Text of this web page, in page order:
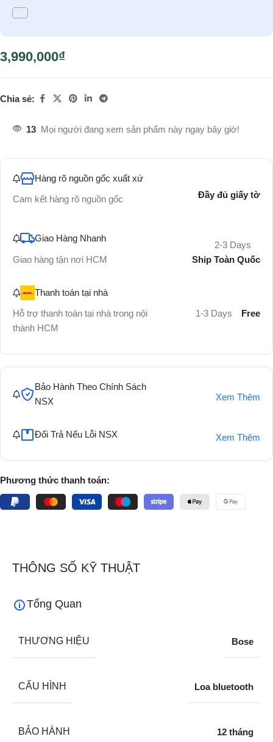
3,990,000₫
Chia sẻ:
13 Mọi người đang xem sản phẩm này ngay bây giờ!
Hàng rõ nguồn gốc xuất xứ
Cam kết hàng rõ nguồn gốc
Đầy đủ giấy tờ
Giao Hàng Nhanh
Giao hàng tận nơi HCM
2-3 Days
Ship Toàn Quốc
Thanh toán tại nhà
Hỗ trợ thanh toán tại nhà trong nội
thành HCM
1-3 Days Free
Bảo Hành Theo Chính Sách
NSX
Xem Thêm
Đổi Trả Nếu Lỗi NSX Xem Thêm
Phương thức thanh toán:
THÔNG SỐ KỸ THUẬT
Tổng Quan
THƯƠNG HIỆU Bose
CẤU HÌNH Loa bluetooth
BẢO HÀNH 12 tháng